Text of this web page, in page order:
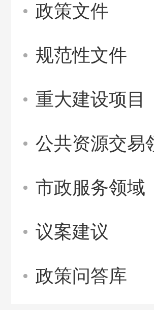
政策文件
规范性文件
重大建设项目
公共资源交易
市政服务领域
议案建议
政策问答库